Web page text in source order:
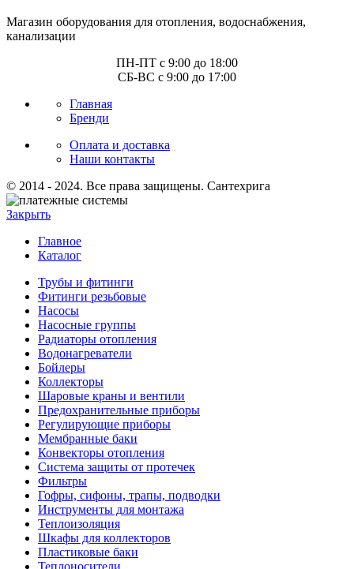
Магазин оборудования для отопления, водоснабжения,
канализации
ПН-ПТ с 9:00 до 18:00
СБ-ВС с 9:00 до 17:00
Главная
Бренди
Оплата и доставка
Наши контакты
© 2014 - 2024. Все права защищены. Сантехрига
Закрыть
Главное
Каталог
Трубы и фитинги
Фитинги резьбовые
Насосы
Насосные группы
Радиаторы отопления
Водонагреватели
Бойлеры
Коллекторы
Шаровые краны и вентили
Предохранительные приборы
Регулирующие приборы
Мембранные баки
Конвекторы отопления
Система защиты от протечек
Фильтры
Гофры, сифоны, трапы, подводки
Инструменты для монтажа
Теплоизоляция
Шкафы для коллекторов
Пластиковые баки
Теплоносители